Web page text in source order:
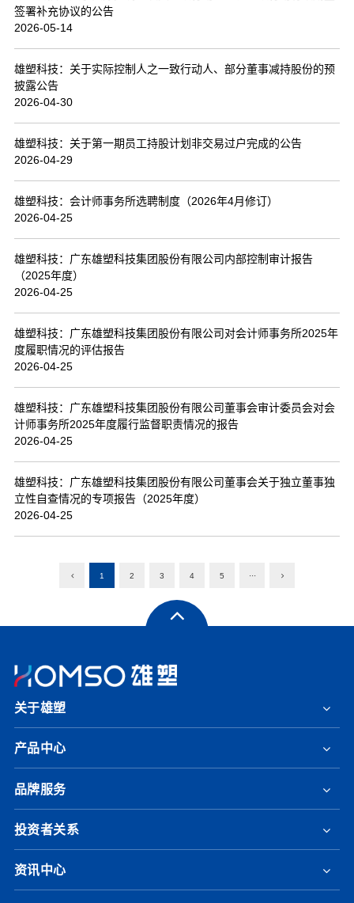
签署补充协议的公告
2026-05-14
雄塑科技：关于实际控制人之一致行动人、部分董事减持股份的预
披露公告
2026-04-30
雄塑科技：关于第一期员工持股计划非交易过户完成的公告
2026-04-29
雄塑科技：会计师事务所选聘制度（2026年4月修订）
2026-04-25
雄塑科技：广东雄塑科技集团股份有限公司内部控制审计报告
（2025年度）
2026-04-25
雄塑科技：广东雄塑科技集团股份有限公司对会计师事务所2025年
度履职情况的评估报告
2026-04-25
雄塑科技：广东雄塑科技集团股份有限公司董事会审计委员会对会
计师事务所2025年度履行监督职责情况的报告
2026-04-25
雄塑科技：广东雄塑科技集团股份有限公司董事会关于独立董事独
立性自查情况的专项报告（2025年度）
2026-04-25
1 2 3 4 5 ···
关于雄塑
产品中心
品牌服务
投资者关系
资讯中心